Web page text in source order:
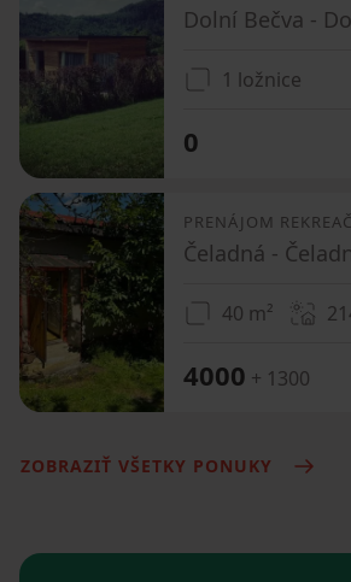
1 ložnice
0
PRENÁJOM
40 m²
4000 + 1300
ZOBRAZIŤ VŠETKY PONUKY